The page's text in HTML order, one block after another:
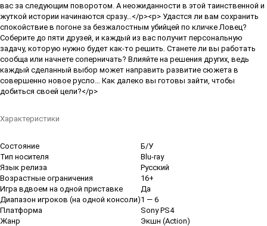
вас за следующим поворотом. А неожиданности в этой таинственной и
жуткой истории начинаются сразу…</p><p> Удастся ли вам сохранить
спокойствие в погоне за безжалостным убийцей по кличке Ловец?
Соберите до пяти друзей, и каждый из вас получит персональную
задачу, которую нужно будет как-то решить. Станете ли вы работать
сообща или начнете соперничать? Влияйте на решения других, ведь
каждый сделанный выбор может направить развитие сюжета в
совершенно новое русло… Как далеко вы готовы зайти, чтобы
добиться своей цели?</p>
Характеристики
Состояние
Б/У
Тип носителя
Blu-ray
Язык релиза
Русский
Возрастные ограничения
16+
Игра вдвоем на одной приставке
Да
Диапазон игроков (на одной консоли)1 — 6
Платформа
Sony PS4
Жанр
Экшн (Action)